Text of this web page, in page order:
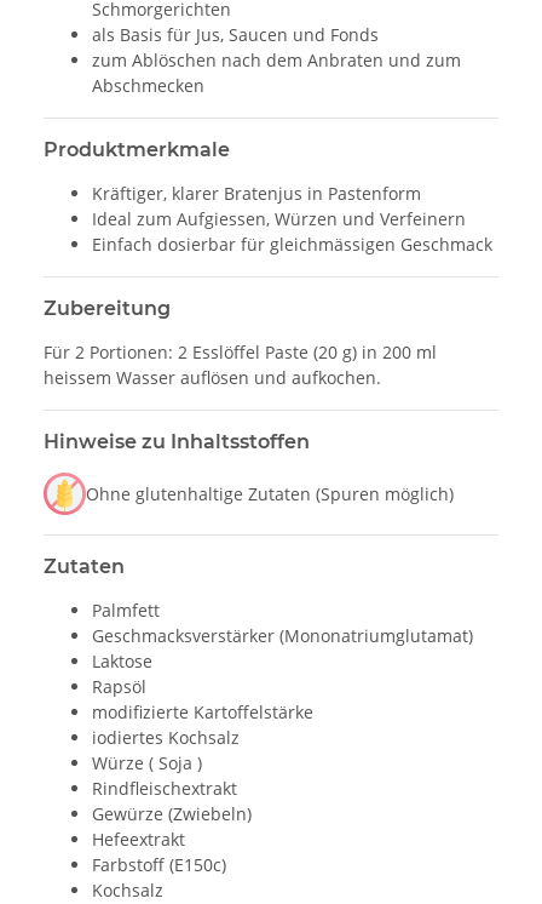
Schmorgerichten
als Basis für Jus, Saucen und Fonds
zum Ablöschen nach dem Anbraten und zum
Abschmecken
Produktmerkmale
Kräftiger, klarer Bratenjus in Pastenform
Ideal zum Aufgiessen, Würzen und Verfeinern
Einfach dosierbar für gleichmässigen Geschmack
Zubereitung
Für 2 Portionen: 2 Esslöffel Paste (20 g) in 200 ml
heissem Wasser auflösen und aufkochen.
Hinweise zu Inhaltsstoffen
Ohne glutenhaltige Zutaten (Spuren möglich)
Zutaten
Palmfett
Geschmacksverstärker (Mononatriumglutamat)
Laktose
Rapsöl
modifizierte Kartoffelstärke
iodiertes Kochsalz
Würze ( Soja )
Rindfleischextrakt
Gewürze (Zwiebeln)
Hefeextrakt
Farbstoff (E150c)
Kochsalz